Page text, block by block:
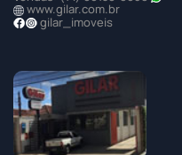
www.gilar.com.br
gilar_imoveis